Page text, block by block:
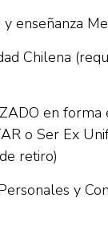
enseñanza
Chilena
en forma
o Ser Ex
retiro)
y